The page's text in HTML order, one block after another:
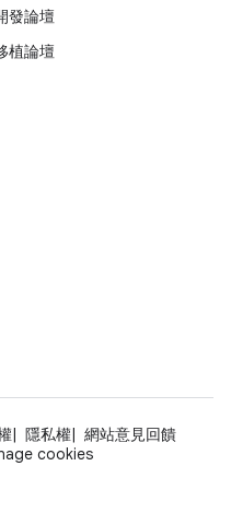
發論壇
植論壇
隱私權
網站意見回饋
cookies